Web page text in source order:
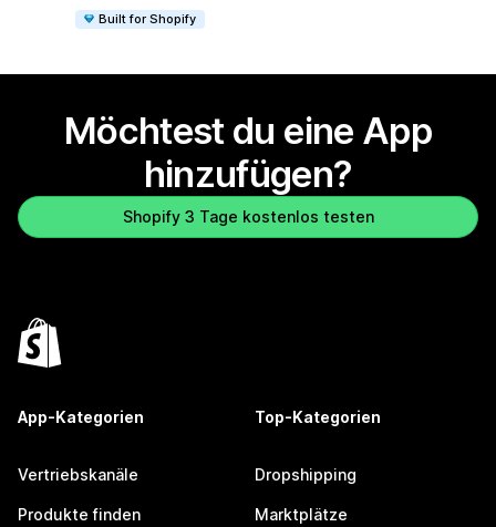
Built for Shopify
Möchtest du eine App
hinzufügen?
Shopify 3 Tage kostenlos testen
App-Kategorien
Vertriebskanäle
Produkte finden
Top-Kategorien
Dropshipping
Marktplätze